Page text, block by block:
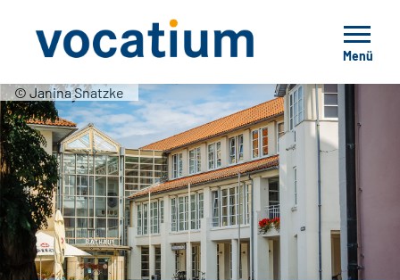
Menü
© Janina Snatzke